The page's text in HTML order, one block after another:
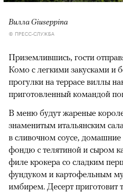
Вилла Giuseppina
© ПРЕСС-СЛУЖБА
Приземлившись, гости
Комо с легкими закусками и
прогулки на террасе виллы
приготовленный командой
В меню будут жареные
знаменитым итальянским
в сливочном соусе,
фондю с телятиной и сыром
филе крокера со сладким
фундуком и картофельным
имбирем. Десерт приготовит